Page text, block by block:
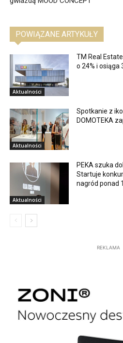
POWIĄZANE ARTYKUŁY
Aktualności
TM Real
o 24% i osiąga
Aktualności
Spotkanie z
DOMOTEKA
Aktualności
PEKA szuka
Startuje
nagród ponad
REKLAMA